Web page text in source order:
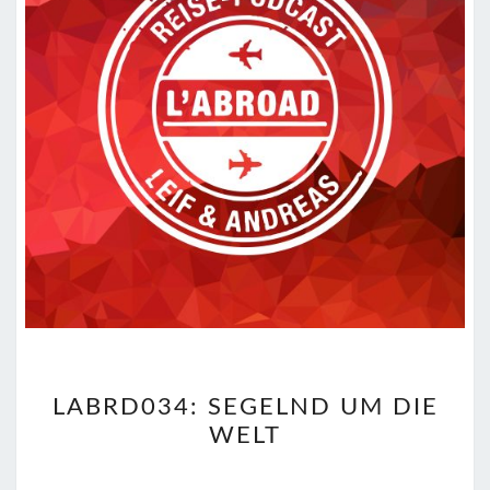
SEGELND
UM
LABRD034: SEGELND UM DIE
WELT